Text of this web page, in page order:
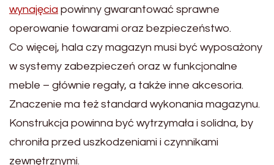
wynajęcia powinny gwarantować sprawne
operowanie towarami oraz bezpieczeństwo.
Co więcej, hala czy magazyn musi być wyposażony
w systemy zabezpieczeń oraz w funkcjonalne
meble – głównie regały, a także inne akcesoria.
Znaczenie ma też standard wykonania magazynu.
Konstrukcja powinna być wytrzymała i solidna, by
chroniła przed uszkodzeniami i czynnikami
zewnętrznymi.